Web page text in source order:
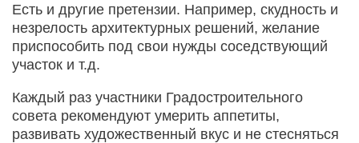
Есть и другие претензии. Например, скудность и
незрелость архитектурных решений, желание
приспособить под свои нужды соседствующий
участок и т.д.
Каждый раз участники Градостроительного
совета рекомендуют умерить аппетиты,
развивать художественный вкус и не стесняться